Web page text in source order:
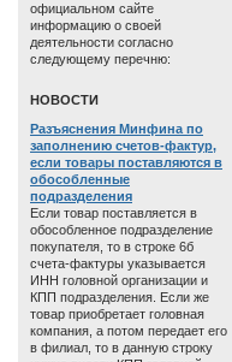
официальном сайте
информацию о своей
деятельности согласно
следующему перечню:
HОВОСТИ
Разъяснения Минфина по
заполнению счетов-фактур,
если товары поставляются в
обособленные
подразделения
Если товар поставляется в
обособленное подразделение
покупателя, то в строке 6б
счета-фактуры указывается
ИНН головной организации и
КПП подразделения. Если же
товар приобретает головная
компания, а потом передает его
в филиал, то в данную строку